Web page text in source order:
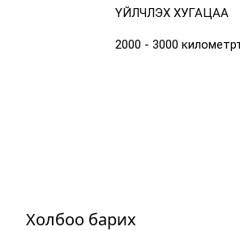
ҮЙЛЧЛЭХ ХУГАЦАА
2000 - 3000
Холбоо барих